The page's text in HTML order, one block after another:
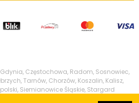
Częstochowa, Radom, Sosnowiec,
Tarnów, Chorzów, Koszalin, Kalisz,
Siemianowice Śląskie, Stargard